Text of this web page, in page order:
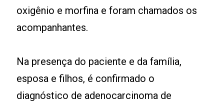
oxigênio e morfina e foram chamados os
acompanhantes.
Na presença do paciente e da família,
esposa e filhos, é confirmado o
diagnóstico de adenocarcinoma de